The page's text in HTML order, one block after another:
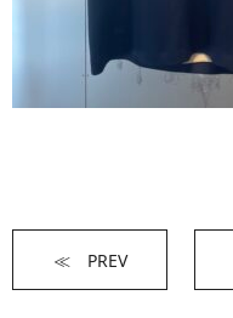
≪ PREV